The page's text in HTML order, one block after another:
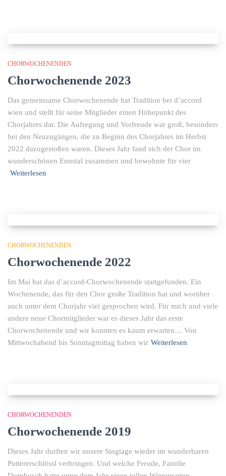
CHORWOCHENENDEN
Chorwochenende 2023
Das gemeinsame Chorwochenende hat Tradition bei d’accord
wien und stellt für seine Mitglieder einen Höhepunkt des
Chorjahres dar. Die Aufregung und Vorfreude war groß, besonders
bei den Neuzugängen, die zu Beginn des Chorjahres im Herbst
2022 dazugestoßen waren. Dieses Jahr fand sich der Chor im
wunderschönen Ennstal zusammen und bewohnte für vier
Weiterlesen
CHORWOCHENENDEN
Chorwochenende 2022
Im Mai hat das d’accord-Chorwochenende stattgefunden. Ein
Wochenende, das für den Chor große Tradition hat und worüber
auch unter dem Chorjahr viel gesprochen wird. Für mich und viele
andere neue Chormitglieder war es dieses Jahr das erste
Chorwochenende und wir konnten es kaum erwarten… Von
Mittwochabend bis Sonntagmittag haben wir Weiterlesen
CHORWOCHENENDEN
Chorwochenende 2019
Dieses Jahr durften wir unsere Singtage wieder im wunderbaren
Puttererschlössl verbringen. Und welche Freude, Familie